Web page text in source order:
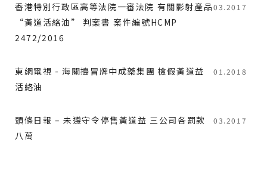
香港特別行政區高等法院一審法院 有關影射產品
“黃道活絡油” 判案書 案件編號HCMP
2472/2016
03.2017
東網電視 - 海關搗冒牌中成藥集團 檢假黃道益
活絡油
01.2018
頭條日報 – 未遵守令停售黃道益 三公司各罰款
八萬
03.2017